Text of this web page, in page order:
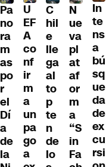
Pa
no
ra
m
as
po
r
el
Dí
a
de
la
U
EF
A
co
nf
ir
m
a
un
pa
go
a
C
hil
e
lle
ga
al
to
p
te
n
de
lo
N
ue
va
pl
at
af
or
m
a
“S
in
Fa
In
te
ns
a
bú
sq
ue
da
de
ex
cu
rsi